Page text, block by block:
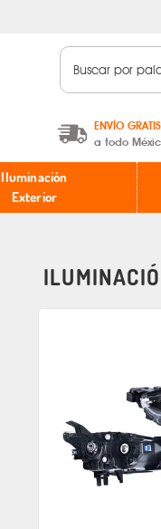
ENVÍO GRATIS
a todo
A partir de $599
* Aplican
Iluminación
Exterior